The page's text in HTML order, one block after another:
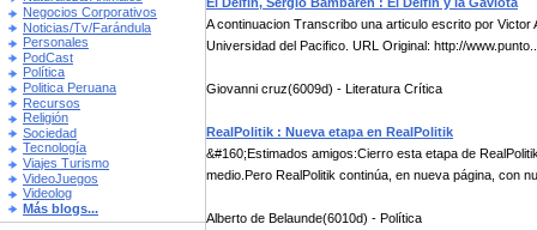
Negocios Corporativos
Noticias/Tv/Farándula
Personales
PodCast
Política
Politica Peruana
Recursos
Religión
Sociedad
Tecnología
Viajes Turismo
VideoJuegos
Videolog
Más blogs...
A continuacion Transcribo una articulo escrito por
Universidad del Pacifico. URL Original: http://
Giovanni cruz(6009d) - Literatura Crítica
RealPolitik : Nueva etapa en RealPolitik
&#160;Estimados amigos:Cierro esta etapa de
medio.Pero RealPolitik continúa, en nueva página, con
Alberto de Belaunde(6010d) - Política